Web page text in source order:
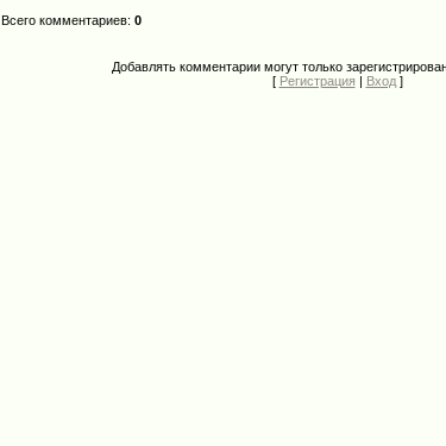
Всего комментариев: 0
Добавлять комментарии могут только
[ Регистрация | Вход]